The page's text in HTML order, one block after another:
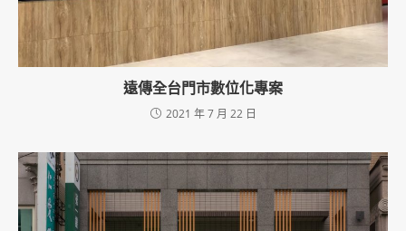
遠傳全台門市數位化專案
2021 年 7 月 22 日